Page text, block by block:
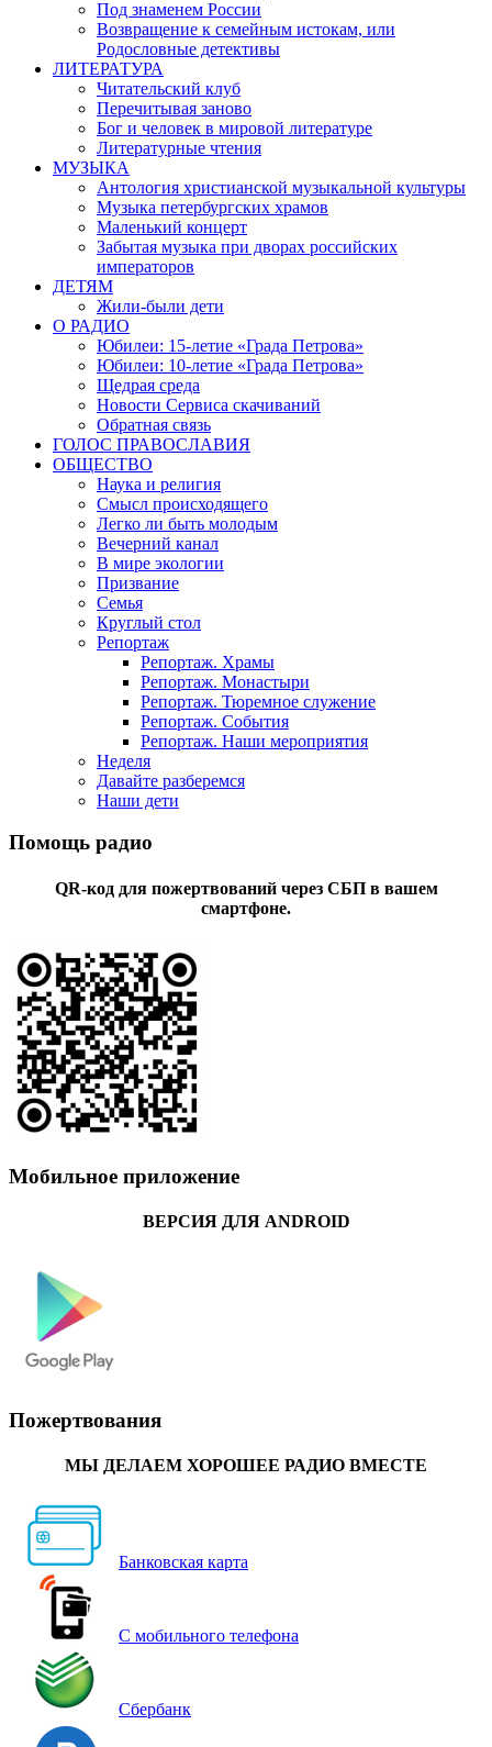
Под знаменем России
Возвращение к семейным истокам, или
Родословные детективы
ЛИТЕРАТУРА
Читательский клуб
Перечитывая заново
Бог и человек в мировой литературе
Литературные чтения
МУЗЫКА
Антология христианской музыкальной культуры
Музыка петербургских храмов
Маленький концерт
Забытая музыка при дворах российских
императоров
ДЕТЯМ
Жили-были дети
О РАДИО
Юбилеи: 15-летие «Града Петрова»
Юбилеи: 10-летие «Града Петрова»
Щедрая среда
Новости Сервиса скачиваний
Обратная связь
ГОЛОС ПРАВОСЛАВИЯ
ОБЩЕСТВО
Наука и религия
Смысл происходящего
Легко ли быть молодым
Вечерний канал
В мире экологии
Призвание
Семья
Круглый стол
Репортаж
Репортаж. Храмы
Репортаж. Монастыри
Репортаж. Тюремное служение
Репортаж. События
Репортаж. Наши мероприятия
Неделя
Давайте разберемся
Наши дети
Помощь радио
QR-код для пожертвований через СБП в вашем
смартфоне.
Мобильное приложение
ВЕРСИЯ ДЛЯ ANDROID
Пожертвования
МЫ ДЕЛАЕМ ХОРОШЕЕ РАДИО ВМЕСТЕ
Банковская карта
С мобильного телефона
Сбербанк